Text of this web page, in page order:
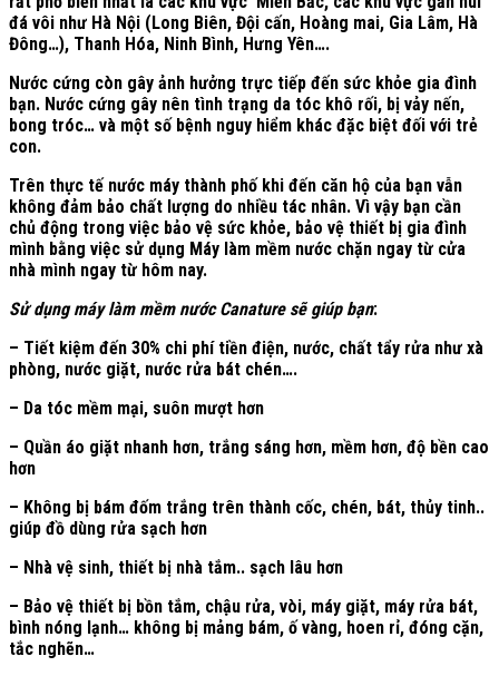
đá vôi như Hà Nội (Long Biên, Đội cấn, Hoàng mai, Gia Lâm, Hà
Đông…), Thanh Hóa, Ninh Bình, Hưng Yên….
Nước cứng còn gây ảnh hưởng trực tiếp đến sức khỏe gia đình
bạn. Nước cứng gây nên tình trạng da tóc khô rối, bị vảy nến,
bong tróc… và một số bệnh nguy hiểm khác đặc biệt đối với trẻ
con.
Trên thực tế nước máy thành phố khi đến căn hộ của bạn vẫn
không đảm bảo chất lượng do nhiều tác nhân. Vì vậy bạn cần
chủ động trong việc bảo vệ sức khỏe, bảo vệ thiết bị gia đình
mình bằng việc sử dụng Máy làm mềm nước chặn ngay từ cửa
nhà mình ngay từ hôm nay.
Sử dụng máy làm mềm nước Canature sẽ giúp bạn:
– Tiết kiệm đến 30% chi phí tiền điện, nước, chất tẩy rửa như xà
phòng, nước giặt, nước rửa bát chén….
– Da tóc mềm mại, suôn mượt hơn
– Quần áo giặt nhanh hơn, trắng sáng hơn, mềm hơn, độ bền cao
hơn
– Không bị bám đốm trắng trên thành cốc, chén, bát, thủy tinh..
giúp đồ dùng rửa sạch hơn
– Nhà vệ sinh, thiết bị nhà tắm.. sạch lâu hơn
– Bảo vệ thiết bị bồn tắm, chậu rửa, vòi, máy giặt, máy rửa bát,
bình nóng lạnh… không bị mảng bám, ố vàng, hoen rỉ, đóng cặn,
tắc nghẽn…